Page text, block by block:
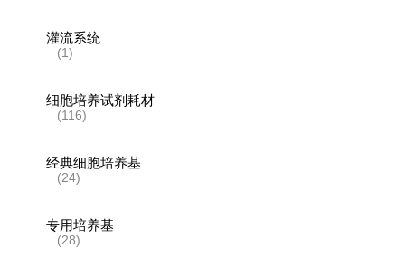
灌流系统
(1)
细胞培养试剂耗材
(116)
经典细胞培养基
(24)
专用培养基
(28)